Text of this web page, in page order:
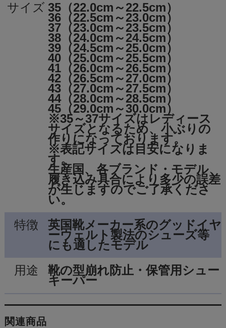
サイズ 35（22.0cm～22.5cm）
36（22.5cm～23.0cm）
37（23.0cm～23.5cm）
38（24.0cm～24.5cm）
39（24.5cm～25.0cm）
40（25.0cm～25.5cm）
41（26.0cm～26.5cm）
42（26.5cm～27.0cm）
43（27.0cm～27.5cm）
44（28.0cm～28.5cm）
45（29.0cm～30.0cm）
※35～37サイズはレディース
サイズとなるため、小ぶりの
作りになっております。
※表記サイズは目安になりま
す。
生産国、各ブランド・モデル、
履き込み具合により多少の誤差
が生じますのでご了承くださ
い。
特徴
英国靴メーカー系のグッドイヤ
ーウェルト製法のシューズ等
にも適したモデル
用途
靴の型崩れ防止・保管用シュー
キーパー
関連商品